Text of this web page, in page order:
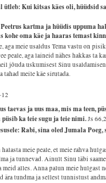
ütleb: Kui kitsas käes oli, hüüdsid
kartma ja hüüdis uppuma
kohe oma käe ja haaras temast
aga meie usaldus Tema vastu on
peale, aga laineid nähes hakkas ta
jõuda uskumisest Sinu
tahad meile käe sirutada.
taevas ja uus maa, mis ma teen,
püsib ka teie sugu ja teie nimi.Js
Rabi, sina oled Jumala
meie peale, et meie rahva
ja tunnevad. Ainult Sinu läbi saame
meid alles. Anna palun meie hulgast
ära tundma ja sellest tunnistust